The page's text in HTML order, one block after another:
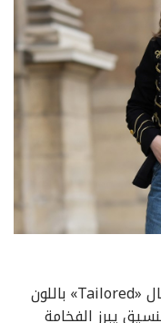
يُنسق الجاكيت مع قميص حريري وبنطال «Tailored» باللون
يبرز الفخامة